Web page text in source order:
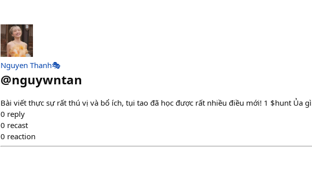
Nguyen Thanh🎭
@nguywntan
Bài viết thực sự rất thú vị và bổ ích, tụi tao đã học được rất nhiều điều mới! 1 $hunt Ủa
0 reply
0 recast
0 reaction